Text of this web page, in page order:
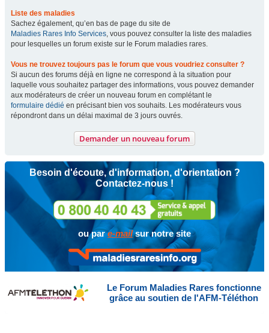
Liste des maladies
Sachez également, qu’en bas de page du site de
Maladies Rares Info Services, vous pouvez consulter la liste des maladies
pour lesquelles un forum existe sur le Forum maladies rares.
Vous ne trouvez toujours pas le forum que vous voudriez consulter ?
Si aucun des forums déjà en ligne ne correspond à la situation pour
laquelle vous souhaitez partager des informations, vous pouvez demander
aux modérateurs de créer un nouveau forum en complétant le
formulaire dédié en précisant bien vos souhaits. Les modérateurs vous
répondront dans un délai maximal de 3 jours ouvrés.
Demander un nouveau forum
Besoin d'écoute, d'information, d'orientation ?
Contactez-nous !
ou pare-mailsur notre site
Le Forum Maladies Rares fonctionne
grâce au soutien de l'AFM-Téléthon